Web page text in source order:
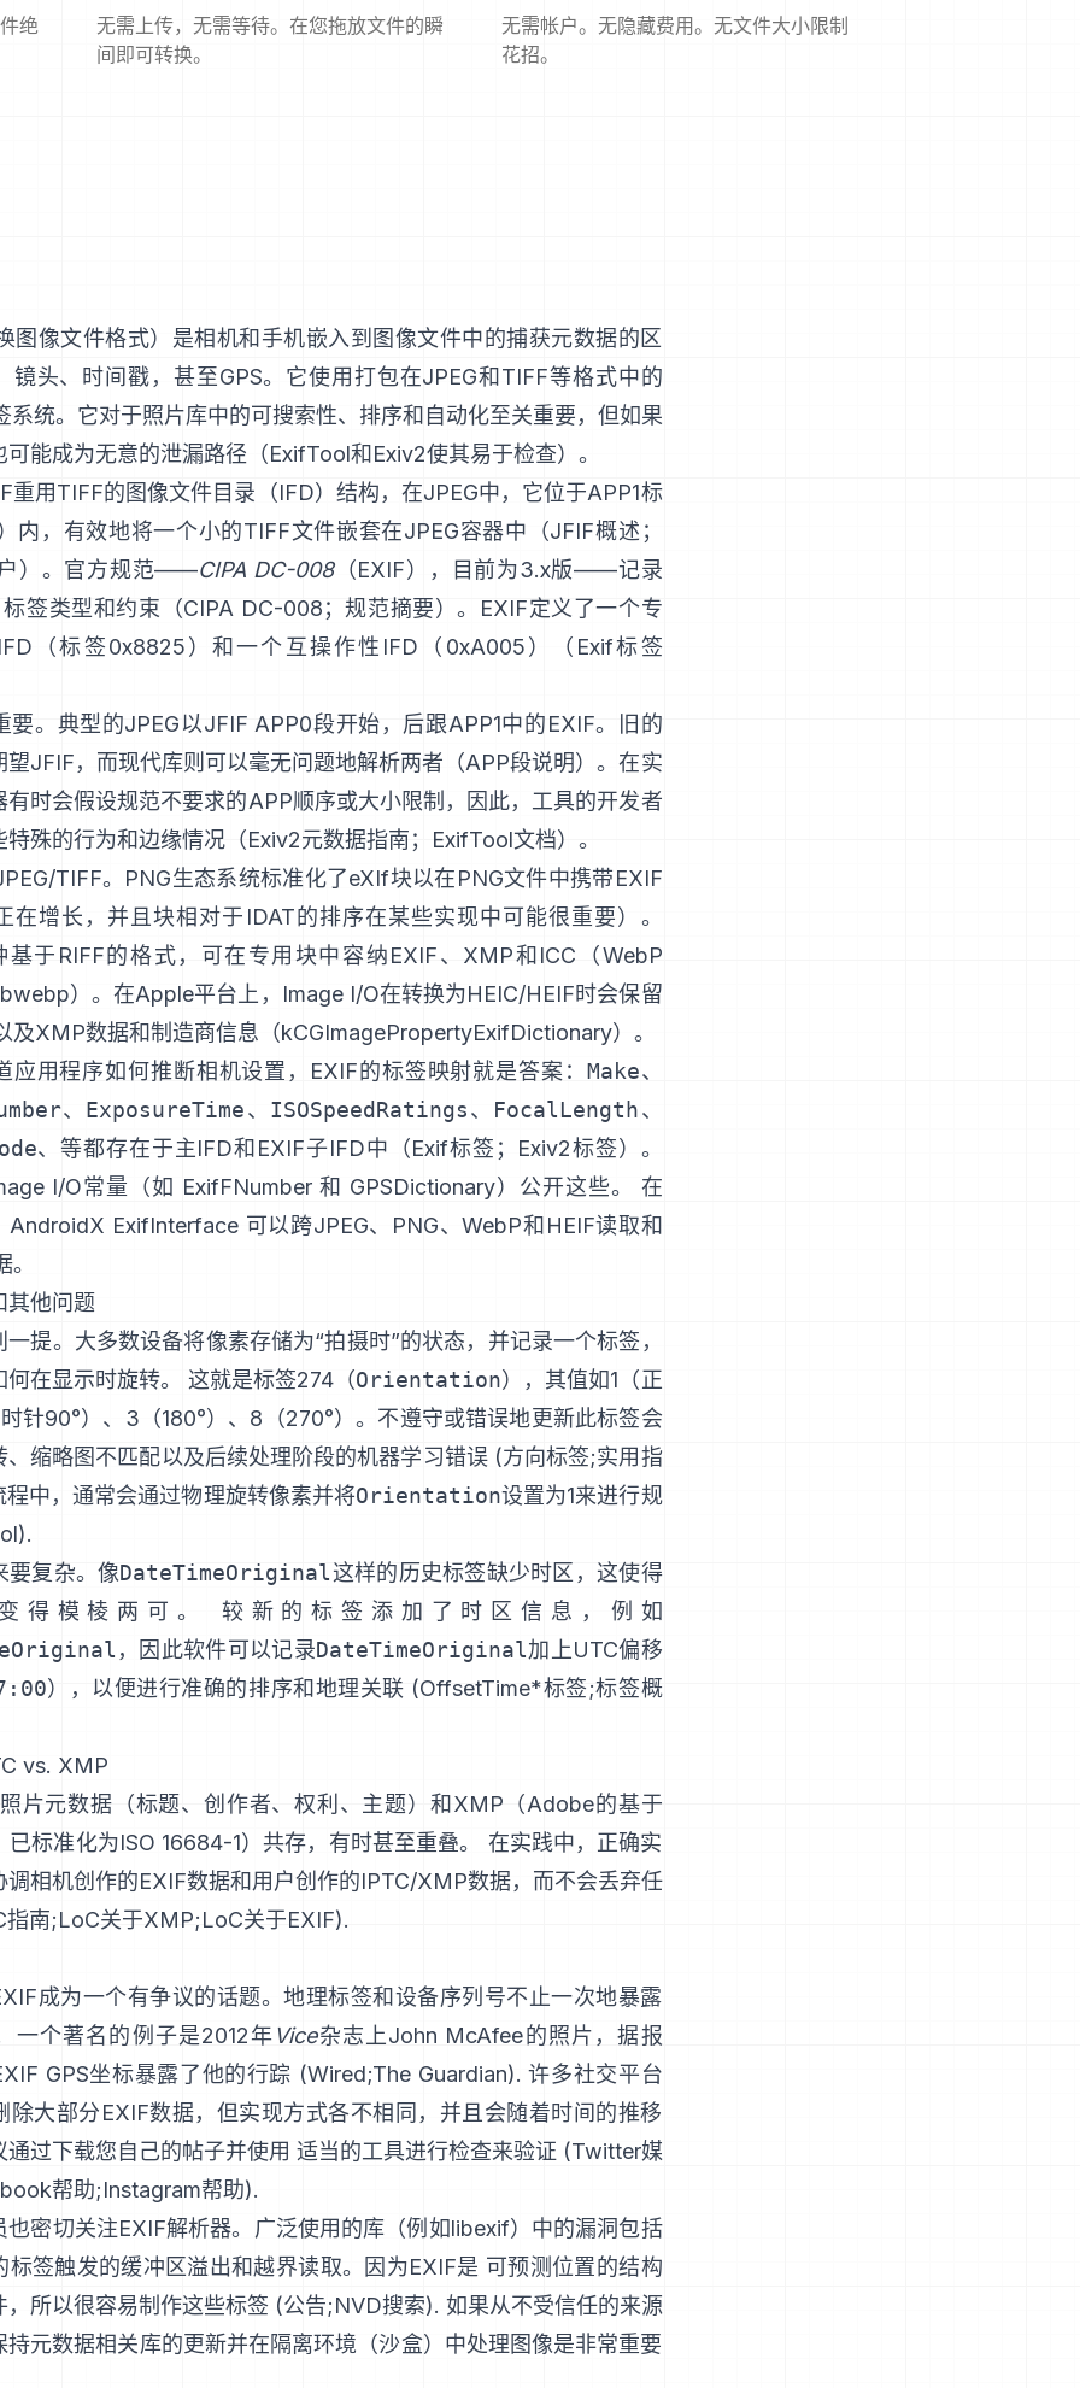
绝
无需上传，无需等待。在您拖放文件的瞬
间即可转换。
无需帐户。无隐藏费用。无文件大小限制
花招。
图像文件格式）是相机和手机嵌入到图像文件中的捕获元数据的区
镜头、时间戳，甚至GPS。它使用打包在JPEG和 TIFF等格式中的
系统。它对于照片库中的可搜索性、排序和自动化至关重要，但如果
可能成为无意的泄漏路径（ExifTool和 Exiv2使其易于检查）。
重用TIFF的图像文件目录（IFD）结构，在JPEG中，它位于APP1标
内，有效地将一个小的TIFF文件嵌套在JPEG容器中（JFIF概述 ；
）。官方规范——CIPA DC-008（EXIF），目前为3.x版——记录
签类型和约束（CIPA DC-008； 规范摘要）。EXIF定义了一个专
（标签0x8825）和一个互操作性IFD（0xA005）（ Exif标签
要。典型的JPEG以JFIF APP0段开始，后跟APP1中的EXIF。旧的
望JFIF，而现代库则可以毫无问题地解析两者（APP段说明）。在实
有时会假设规范不要求的APP顺序或大小限制，因此，工具的开发者
特殊的行为和边缘情况（Exiv2元数据指南； ExifTool文档）。
TIFF。PNG生态系统标准化了eXIf块以在PNG文件中携带EXIF
在增长，并且块相对于IDAT的排序在某些实现中可能很重要）。
基于RIFF的格式，可在专用块中容纳EXIF、XMP和ICC（WebP
）。在Apple平台上， Image I/O在转换为HEIC/HEIF时会保留
及XMP数据和制造商信息（kCGImagePropertyExifDictionary）。
应用程序如何推断相机设置，EXIF的标签映射就是答案： Make、
、 ExposureTime、 ISOSpeedRatings、 FocalLength、
、等都存在于主IFD和EXIF子IFD中（Exif标签 ； Exiv2标签）。
I/O常量（如 ExifFNumber 和 GPSDictionary）公开这些。 在
AndroidX ExifInterface 可以跨JPEG、PNG、WebP和HEIF读取和
其他问题
提。大多数设备将像素存储为“拍摄时”的状态，并记录一个标签，
何在显示时旋转。 这就是标签274（Orientation），其值如1（正
针90°）、3（180°）、8（270°）。不遵守或错误地更新此标签会
、缩略图不匹配以及后续处理阶段的机器学习错误 (方向标签;实用指
中，通常会通过物理旋转像素并将Orientation设置为1来进行规
).
要复杂。像DateTimeOriginal这样的历史标签缺少时区，这使得
得模棱两可。 较新的标签添加了时区信息，例如
，因此软件可以记录DateTimeOriginal加上UTC偏移
），以便进行准确的排序和地理关联 (OffsetTime*标签;标签概
vs. XMP
片元数据 （标题、创作者、权利、主题）和 XMP （Adobe的基于
已标准化为ISO 16684-1）共存，有时甚至重叠。 在实践中，正确实
调相机创作的EXIF数据和用户创作的IPTC/XMP数据，而不会丢弃任
指南;LoC关于XMP;LoC关于EXIF).
成为一个有争议的话题。地理标签和设备序列号不止一次地暴露
一个著名的例子是2012年Vice杂志上John McAfee的照片，据报
GPS坐标暴露了他的行踪 (Wired;The Guardian). 许多社交平台
除大部分EXIF数据，但实现方式各不相同，并且会随着时间的推移
通过下载您自己的帖子并使用 适当的工具进行检查来验证 (Twitter媒
帮助;Instagram帮助).
也密切关注EXIF解析器。广泛使用的库（例如libexif）中的漏洞包括
标签触发的缓冲区溢出和越界读取。因为EXIF是 可预测位置的结构
，所以很容易制作这些标签 (公告;NVD搜索). 如果从不受信任的来源
持元数据相关库的更新并在隔离环境（沙盒）中处理图像是非常重要